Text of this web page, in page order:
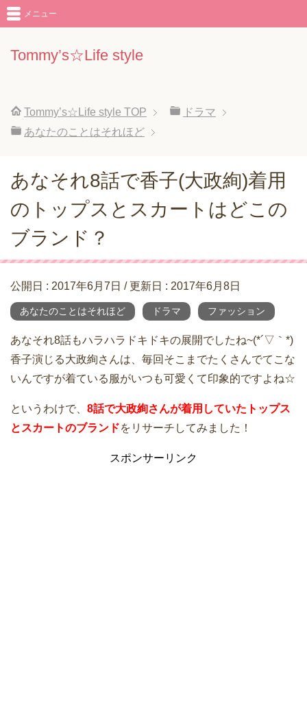
Tommy’s☆Life style
メニュー
Tommy’s☆Life style TOP
ドラマ
あなたのことはそれほど
あなそれ8話で香子(大政絢)着用
のトップスとスカートはどこの
ブランド？
公開日 : 2017年6月7日 / 更新日 : 2017年6月8日
あなたのことはそれほど ドラマ ファッション
あなそれ8話もハラハラドキドキの展開でしたね~(*´▽｀*)
香子演じる大政絢さんは、毎回そこまでたくさんでてこな
いんですが着ている服がいつも可愛くて印象的ですよね☆
というわけで、 8話で大政絢さんが着用していたトップス
とスカートのブランドをリサーチしてみました！
スポンサーリンク